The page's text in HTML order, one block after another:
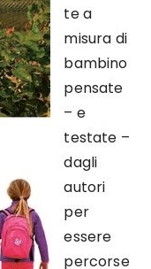
te a
misura di
bambino
pensate
– e
testate –
dagli
autori
per
essere
percorse